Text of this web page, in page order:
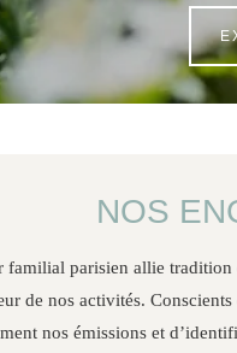
NOS
familial parisien allie
de nos activités.
nos émissions et